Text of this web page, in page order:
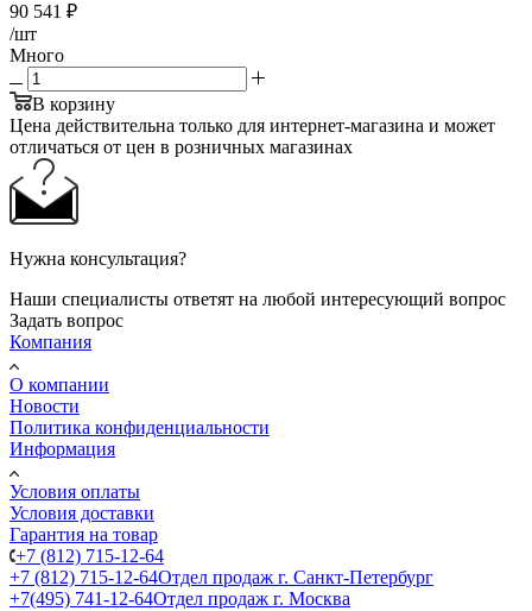
90 541 ₽
/шт
Много
В корзину
Цена действительна только для интернет-магазина и может
отличаться от цен в розничных магазинах
Нужна консультация?
Наши специалисты ответят на любой интересующий вопрос
Задать вопрос
Компания
О компании
Новости
Политика конфиденциальности
Информация
Условия оплаты
Условия доставки
Гарантия на товар
+7 (812) 715-12-64
+7 (812) 715-12-64Отдел продаж г. Санкт-Петербург
+7(495) 741-12-64Отдел продаж г. Москва